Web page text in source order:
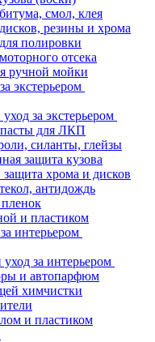
смол, клея
резины и хрома
полировки
отсека
ручной мойки
экстерьером
за экстерьером
для ЛКП
силанты, глейзы
защита кузова
хрома и дисков
антидождь
и пластиком
интерьером
за интерьером
и автопарфюм
химчистки
и пластиком